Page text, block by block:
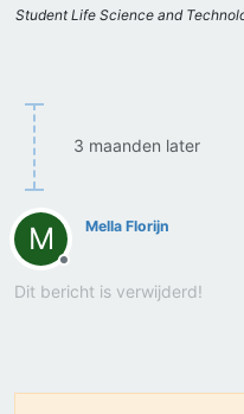
Student Life Science and
3 maanden later
M
Offline
Mella Florijn
Dit bericht is verwijderd!